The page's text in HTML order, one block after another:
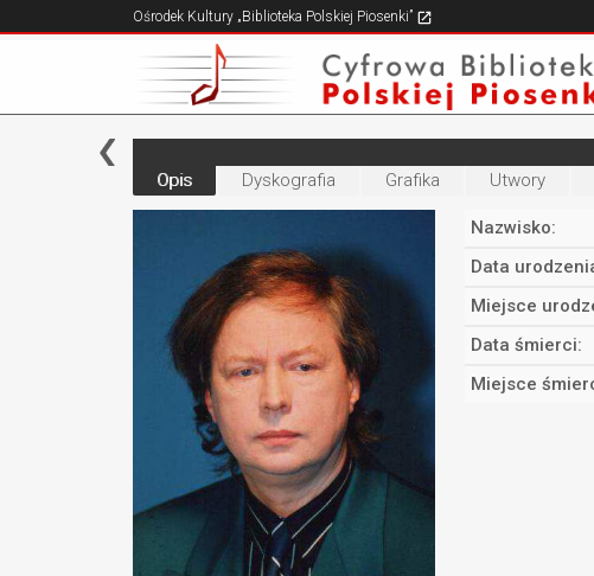
Ośrodek Kultury „Biblioteka Polskiej Piosenki”
Opis Dyskografia Grafika Utwory
Nazwisko:
Data
Miejsce
Data śmierci:
Miejsce